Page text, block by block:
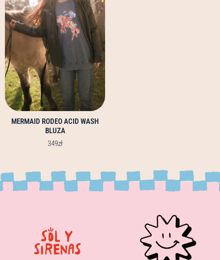
MERMAID RODEO ACID WASH
BLUZA
349zł
wariantów.
Opcje
można
stronie
produktu